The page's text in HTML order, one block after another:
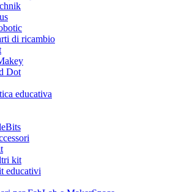
di ricambio
Dot
educativa
kit
educativi